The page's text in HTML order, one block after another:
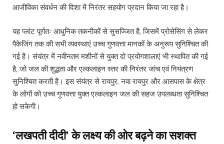
आजीविका संवर्धन की दिशा में निरंतर सहयोग प्रदान किया जा रहा है।
यह प्लांट पूर्णतः आधुनिक तकनीकों से सुसज्जित है, जिसमें प्रोसेसिंग से लेकर
पैकेजिंग तक की सभी व्यवस्थाएं उच्च गुणवत्ता मानकों के अनुरूप सुनिश्चित की
गई है। संयंत्र में नवीनतम मशीनों से युक्त दो प्रयोगशालाएं भी स्थापित की गई
है, जो जल की शुद्धता और एल्कलाइन स्तर की निरंतर जांच एवं नियंत्रण
सुनिश्चित करती है। इस संयंत्र से रायपुर, नवा रायपुर और आसपास के क्षेत्र
के लोगों को उच्च गुणवत्ता युक्त एल्कलाइन जल की सहज उपलब्धता सुनिश्चित
हो सकेगी।
‘लखपती दीदी’ के लक्ष्य की ओर बढ़ने का सशक्त